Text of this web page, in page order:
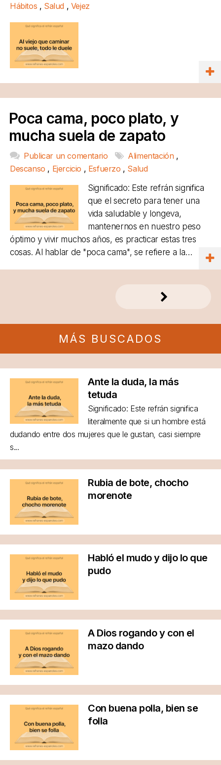
Hábitos , Salud , Vejez
Poca cama, poco plato, y
mucha suela de zapato
Publicar un comentario Alimentación ,
Descanso , Ejercicio , Esfuerzo , Salud
Significado: Este refrán significa
que el secreto para tener una
vida saludable y longeva,
mantenernos en nuestro peso
óptimo y vivir muchos años, es practicar estas tres
cosas. Al hablar de "poca cama", se refiere a la…
MÁS BUSCADOS
Ante la duda, la más
tetuda
Significado: Este refrán significa
literalmente que si un hombre está
dudando entre dos mujeres que le gustan, casi siempre
s...
Rubia de bote, chocho
morenote
Habló el mudo y dijo lo que
pudo
A Dios rogando y con el
mazo dando
Con buena polla, bien se
folla